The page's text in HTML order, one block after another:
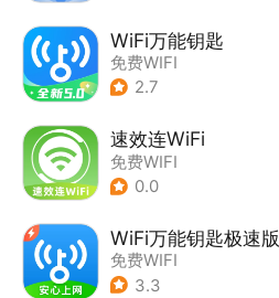
WiFi万能钥匙
免费WIFI
2.7
速效连WiFi
免费WIFI
0.0
WiFi万能钥匙极速版
免费WIFI
3.3